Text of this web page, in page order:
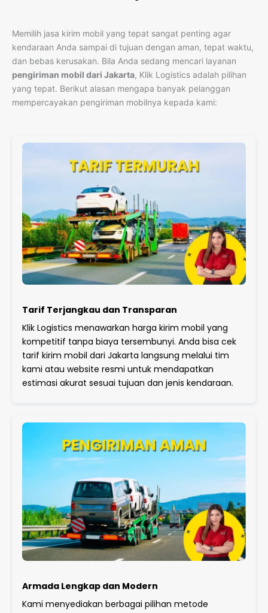
Memilih jasa kirim mobil yang tepat sangat penting agar
kendaraan Anda sampai di tujuan dengan aman, tepat waktu,
dan bebas kerusakan. Bila Anda sedang mencari layanan
pengiriman mobil dari Jakarta, Klik Logistics adalah pilihan
yang tepat. Berikut alasan mengapa banyak pelanggan
mempercayakan pengiriman mobilnya kepada kami:
Tarif Terjangkau dan Transparan
Klik Logistics menawarkan harga kirim mobil yang
kompetitif tanpa biaya tersembunyi. Anda bisa cek
tarif kirim mobil dari Jakarta langsung melalui tim
kami atau website resmi untuk mendapatkan
estimasi akurat sesuai tujuan dan jenis kendaraan.
Armada Lengkap dan Modern
Kami menyediakan berbagai pilihan metode